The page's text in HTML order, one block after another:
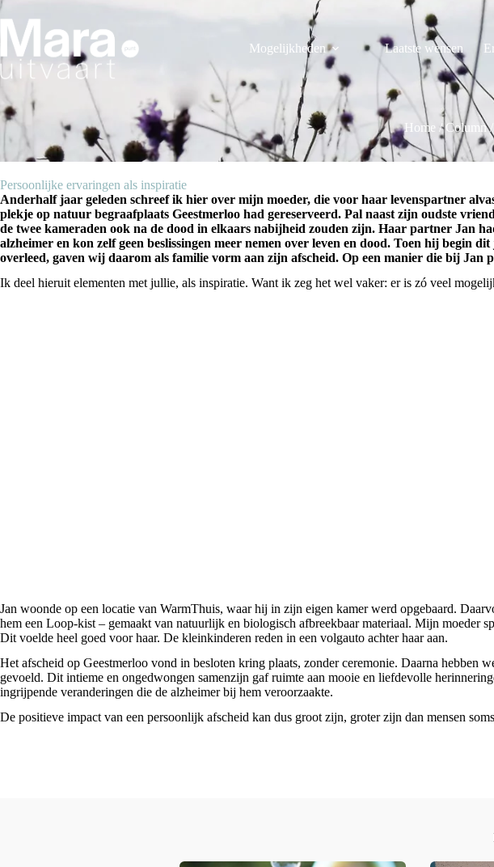
Ga
naar
de
inhoud
Mogelijkheden Laatste wensen
Home /Column/
Persoonlijke ervaringen als inspiratie
Anderhalf jaar geleden schreef ik hier over mijn moeder, die voor haar levenspartner
plekje op natuur begraafplaats Geestmerloo had gereserveerd. Pal naast zijn oudste
de twee kameraden ook na de dood in elkaars nabijheid zouden zijn. Haar partner Jan
alzheimer en kon zelf geen beslissingen meer nemen over leven en dood. Toen hij begin
overleed, gaven wij daarom als familie vorm aan zijn afscheid. Op een manier die bij Jan
Ik deel hieruit elementen met jullie, als inspiratie. Want ik zeg het wel vaker: er is zó veel
Jan woonde op een locatie van WarmThuis, waar hij in zijn eigen kamer werd opgebaard.
hem een Loop-kist – gemaakt van natuurlijk en biologisch afbreekbaar materiaal. Mijn moeder
Dit voelde heel goed voor haar. De kleinkinderen reden in een volgauto achter haar aan.
Het afscheid op Geestmerloo vond in besloten kring plaats, zonder ceremonie. Daarna hebben
gevoeld. Dit intieme en ongedwongen samenzijn gaf ruimte aan mooie en liefdevolle
ingrijpende veranderingen die de alzheimer bij hem veroorzaakte.
De positieve impact van een persoonlijk afscheid kan dus groot zijn, groter zijn dan mensen